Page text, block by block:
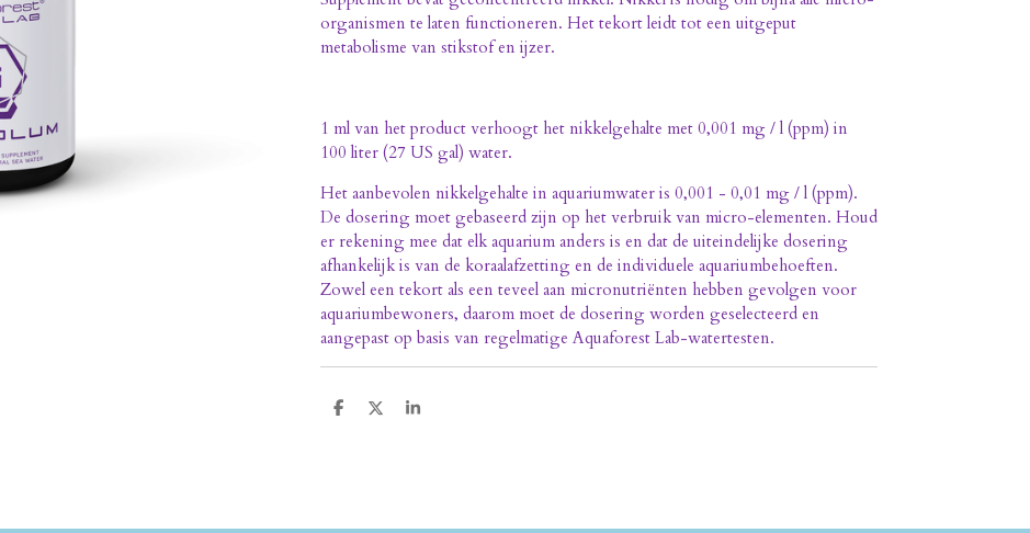
organismen te laten functioneren. Het tekort leidt tot een uitgeput
metabolisme van stikstof en ijzer.
1 ml van het product verhoogt het nikkelgehalte met 0,001 mg / l (ppm) in
100 liter (27 US gal) water.
Het aanbevolen nikkelgehalte in aquariumwater is 0,001 - 0,01 mg / l (ppm).
De dosering moet gebaseerd zijn op het verbruik van micro-elementen. Houd
er rekening mee dat elk aquarium anders is en dat de uiteindelijke dosering
afhankelijk is van de koraalafzetting en de individuele aquariumbehoeften.
Zowel een tekort als een teveel aan micronutriënten hebben gevolgen voor
aquariumbewoners, daarom moet de dosering worden geselecteerd en
aangepast op basis van regelmatige Aquaforest Lab-watertesten.
D
D
S